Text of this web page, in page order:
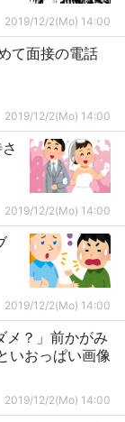
2019/12/2(Mo) 14:00
て面接の電話
2019/12/2(Mo) 14:00
2019/12/2(Mo) 14:00
2019/12/2(Mo) 14:00
メ？」前かがみ
いおっぱい画像
2019/12/2(Mo) 14:00